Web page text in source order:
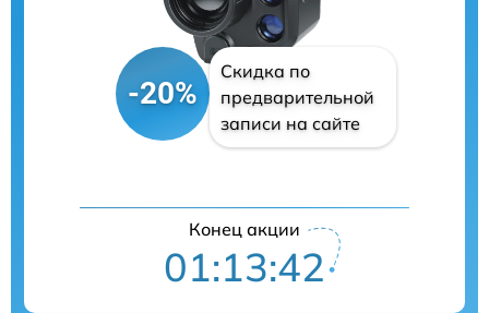
-20%
Скидка по
предварительной
записи на сайте
Конец акции
01:13:41